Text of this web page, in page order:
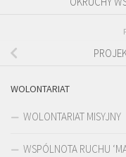
WOLONTARIAT
WOLONTARIAT MISYJNY
WSPÓLNOTA RUCHU